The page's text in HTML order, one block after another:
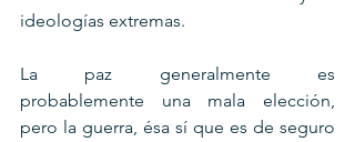
ideologías extremas.
La paz generalmente es
probablemente una mala elección,
pero la guerra, ésa sí que es de seguro